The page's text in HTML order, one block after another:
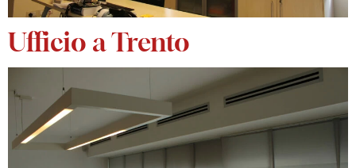
Ufficio a Trento